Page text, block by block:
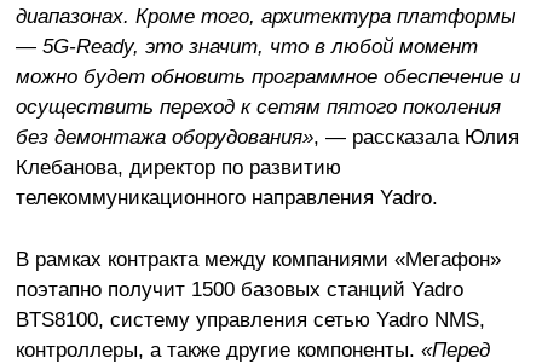
диапазонах. Кроме того, архитектура платформы
— 5G-Ready, это значит, что в любой момент
можно будет обновить программное обеспечение и
осуществить переход к сетям пятого поколения
без демонтажа оборудования», — рассказала Юлия
Клебанова, директор по развитию
телекоммуникационного направления Yadro.
В рамках контракта между компаниями «Мегафон»
поэтапно получит 1500 базовых станций Yadro
BTS8100, систему управления сетью Yadro NMS,
контроллеры, а также другие компоненты. «Перед